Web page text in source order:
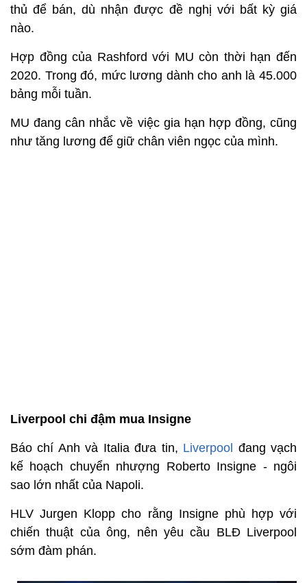
thủ để bán, dù nhận được đề nghị với bất kỳ giá
nào.
Hợp đồng của Rashford với MU còn thời hạn đến
2020. Trong đó, mức lương dành cho anh là 45.000
bảng mỗi tuần.
MU đang cân nhắc về việc gia hạn hợp đồng, cũng
như tăng lương để giữ chân viên ngọc của mình.
Liverpool chi đậm mua Insigne
Báo chí Anh và Italia đưa tin, Liverpool đang vạch
kế hoạch chuyển nhượng Roberto Insigne - ngôi
sao lớn nhất của Napoli.
HLV Jurgen Klopp cho rằng Insigne phù hợp với
chiến thuật của ông, nên yêu cầu BLĐ Liverpool
sớm đàm phán.